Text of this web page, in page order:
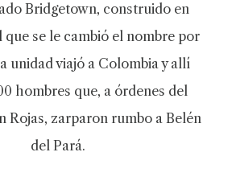
Bridgetown, construido en
que se le cambió el nombre por
unidad viajó a Colombia y allí
hombres que, a órdenes del
Rojas, zarparon rumbo a Belén
del Pará.